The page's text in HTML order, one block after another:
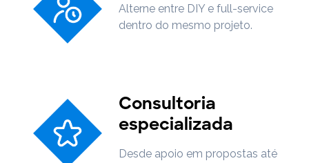
Alterne entre DIY e full-service
dentro do mesmo projeto.
Consultoria
especializada
Desde apoio em propostas até